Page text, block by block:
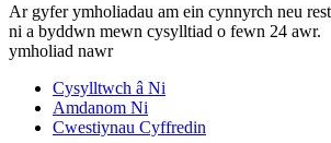
Ar gyfer ymholiadau am ein cynnyrch neu
ni a byddwn mewn cysylltiad o fewn 24 awr.
ymholiad nawr
Cysylltwch â Ni
Amdanom Ni
Cwestiynau Cyffredin